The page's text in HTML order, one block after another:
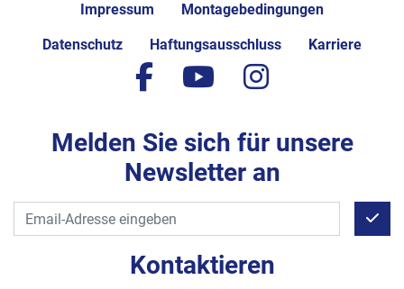
Impressum Montagebedingungen
Datenschutz Haftungsausschluss Karriere
Kontaktieren
facebook
youtubeinstagram
Melden Sie sich für unsere
Newsletter an